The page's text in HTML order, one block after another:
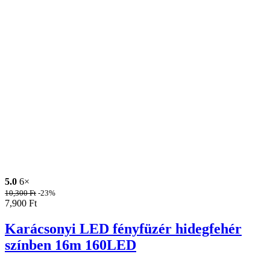
5.0 6×
10,300Ft -23%
7,900 Ft
Karácsonyi LED fényfüzér hidegfehér
színben 16m 160LED